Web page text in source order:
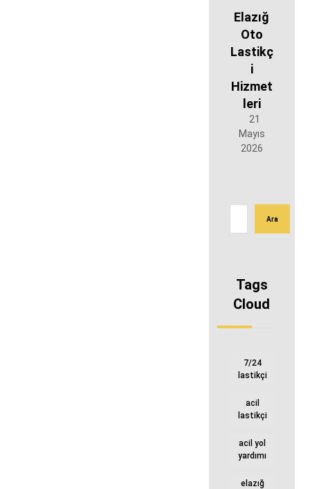
Elazığ
Oto
Lastikç
i
Hizmet
leri
21
Mayıs
2026
Tags
Cloud
7/24
lastikçi
acil
lastikçi
acil yol
yardımı
elazığ